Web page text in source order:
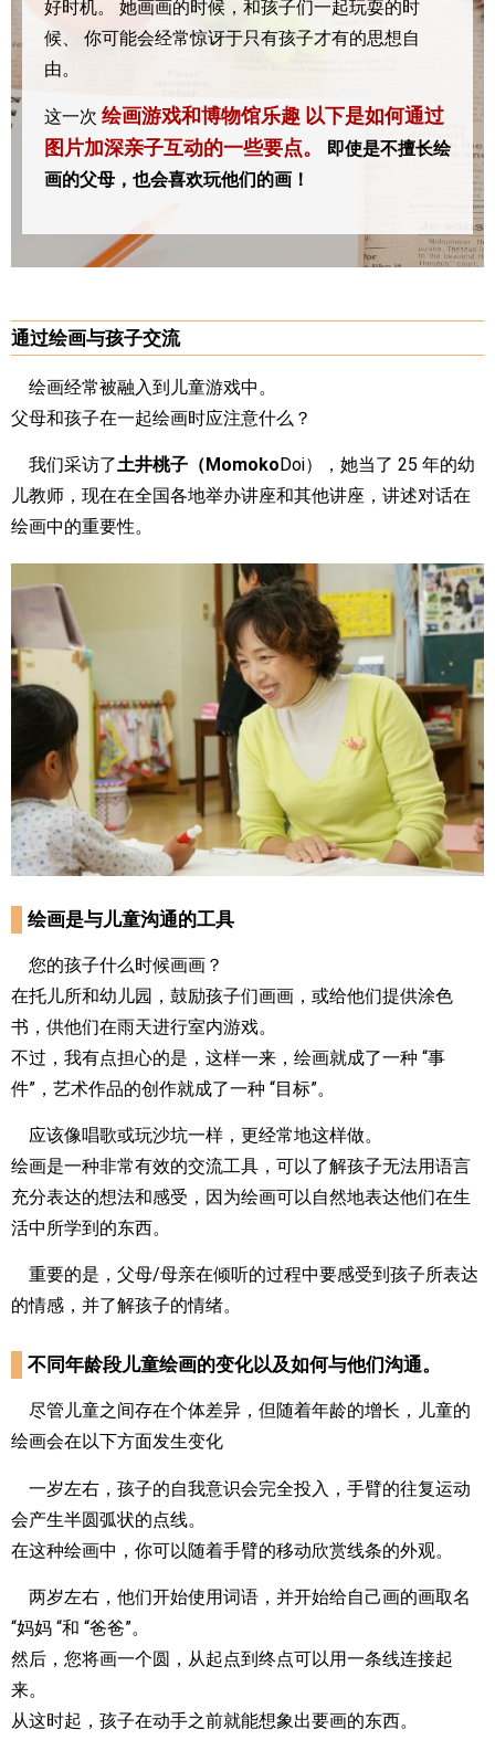
好时机。
她画画的时候，和孩子们一起玩耍的时
候、
你可能会经常惊讶于只有孩子才有的思想自
由。
这一次 绘画游戏和博物馆乐趣 以下是如何通过
图片加深亲子互动的一些要点。
即使是不擅长绘
画的父母，也会喜欢玩他们的画！
通过绘画与孩子交流
绘画经常被融入到儿童游戏中。
父母和孩子在一起绘画时应注意什么？
我们采访了土井桃子（MomokoDoi），她当了 25 年的幼
儿教师，现在在全国各地举办讲座和其他讲座，讲述对话在
绘画中的重要性。
绘画是与儿童沟通的工具
您的孩子什么时候画画？
在托儿所和幼儿园，鼓励孩子们画画，或给他们提供涂色
书，供他们在雨天进行室内游戏。
不过，我有点担心的是，这样一来，绘画就成了一种 “事
件”，艺术作品的创作就成了一种 “目标”。
应该像唱歌或玩沙坑一样，更经常地这样做。
绘画是一种非常有效的交流工具，可以了解孩子无法用语言
充分表达的想法和感受，因为绘画可以自然地表达他们在生
活中所学到的东西。
重要的是，父母/母亲在倾听的过程中要感受到孩子所表达
的情感，并了解孩子的情绪。
不同年龄段儿童绘画的变化以及如何与他们沟通。
尽管儿童之间存在个体差异，但随着年龄的增长，儿童的
绘画会在以下方面发生变化
一岁左右，孩子的自我意识会完全投入，手臂的往复运动
会产生半圆弧状的点线。
在这种绘画中，你可以随着手臂的移动欣赏线条的外观。
两岁左右，他们开始使用词语，并开始给自己画的画取名
“妈妈 “和 “爸爸”。
然后，您将画一个圆，从起点到终点可以用一条线连接起
来。
从这时起，孩子在动手之前就能想象出要画的东西。